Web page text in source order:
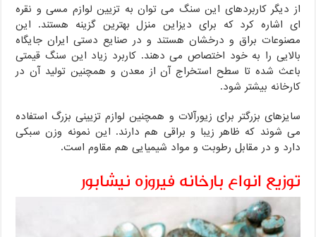
از دیگر کاربردهای این سنگ می توان به تزیین لوازم مسی و نقره
ای اشاره کرد که برای دیزاین منزل بهترین گزینه هستند. این
مصنوعات براق و درخشان هستند و در صنایع دستی ایران جایگاه
بالایی را به خود اختصاص می دهند. کاربرد زیاد این سنگ قیمتی
باعث شده تا سطح استخراج آن از معدن و همچنین تولید آن در
کارخانه بیشتر شود.
سایزهای بزرگتر برای زیورآلات و همچنین لوازم تزیینی بزرگ استفاده
می شوند که ظاهر زیبا و براقی هم دارند. این نمونه وزن سبکی
دارد و در مقابل رطوبت و مواد شیمیایی هم مقاوم است.
توزیع انواع بارخانه فیروزه نیشابور